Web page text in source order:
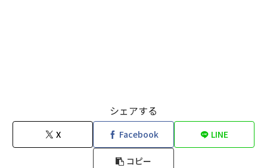
シェアする
X Facebook LINE
コピー